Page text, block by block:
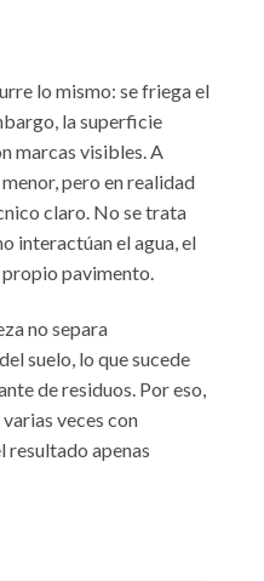
lo mismo: se friega el
la superficie
marcas visibles. A
pero en realidad
claro. No se trata
interactúan el agua, el
pavimento.
no separa
suelo, lo que sucede
de residuos. Por eso,
veces con
resultado apenas